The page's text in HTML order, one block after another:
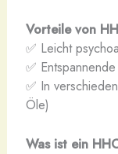
Vorteile von
✅ Leicht
✅
✅ In
Öle)
Was ist ein